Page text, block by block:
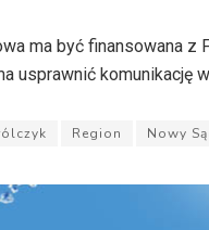
ma być finansowana
usprawnić komunikację
Region Nowy